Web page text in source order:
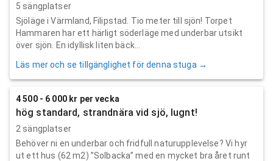
5 sängplatser
Sjöläge i Värmland, Filipstad. Tio meter till sjön! Torpet
Hammaren har ett härligt söderläge med underbar utsikt
över sjön. En idyllisk liten bäck...
Läs mer och se tillgänglighet för denna stuga →
4 500 - 6 000 kr per vecka
hög standard, strandnära vid sjö, lugnt!
2 sängplatser
Behöver ni en underbar och fridfull naturupplevelse? Vi hyr
ut ett hus (62 m2) ”Solbacka” med en mycket bra året runt